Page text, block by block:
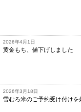
2026年4月1日
黄金もち、値下げしました
2026年3月18日
雪むろ米のご予約受け付けを